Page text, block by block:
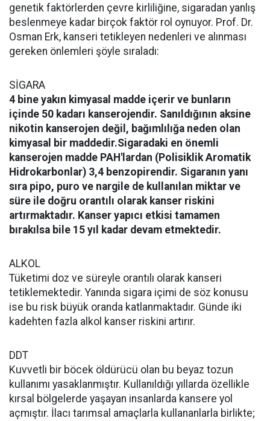
genetik faktörlerden çevre kirliliğine, sigaradan yanlış
beslenmeye kadar birçok faktör rol oynuyor. Prof. Dr.
Osman Erk, kanseri tetikleyen nedenleri ve alınması
gereken önlemleri şöyle sıraladı:
SİGARA
4 bine yakın kimyasal madde içerir ve bunların
içinde 50 kadarı kanserojendir. Sanıldığının aksine
nikotin kanserojen değil, bağımlılığa neden olan
kimyasal bir maddedir.Sigaradaki en önemli
kanserojen madde PAH'lardan (Polisiklik Aromatik
Hidrokarbonlar) 3,4 benzopirendir. Sigaranın yanı
sıra pipo, puro ve nargile de kullanılan miktar ve
süre ile doğru orantılı olarak kanser riskini
artırmaktadır. Kanser yapıcı etkisi tamamen
bırakılsa bile 15 yıl kadar devam etmektedir.
ALKOL
Tüketimi doz ve süreyle orantılı olarak kanseri
tetiklemektedir. Yanında sigara içimi de söz konusu
ise bu risk büyük oranda katlanmaktadır. Günde iki
kadehten fazla alkol kanser riskini artırır.
DDT
Kuvvetli bir böcek öldürücü olan bu beyaz tozun
kullanımı yasaklanmıştır. Kullanıldığı yıllarda özellikle
kırsal bölgelerde yaşayan insanlarda kansere yol
açmıştır. İlacı tarımsal amaçlarla kullananlarla birlikte;